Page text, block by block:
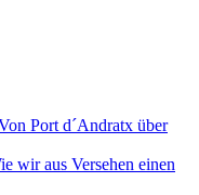
Port d´Andratx über
wir aus Versehen einen